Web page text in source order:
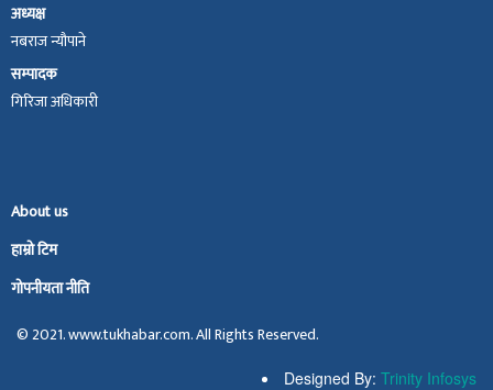
अध्यक्ष
नबराज न्यौपाने
सम्पादक
गिरिजा अधिकारी
About us
हाम्रो टिम
गोपनीयता नीति
© 2021. www.tukhabar.com. All Rights Reserved.
Designed By: Trinity Infosys